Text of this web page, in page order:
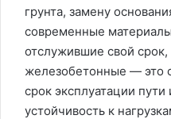
грунта, замену
современные
отслужившие свой срок,
железобетонные — это
срок эксплуатации пути
устойчивость к